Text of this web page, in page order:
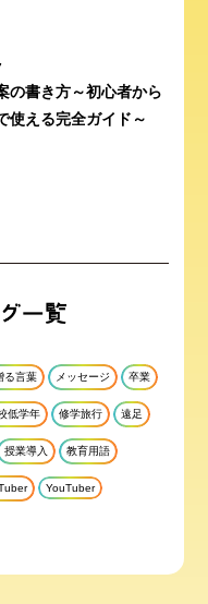
の書き方～初心者から
使える完全ガイド～
る言葉 メッセージ 卒業
低学年 修学旅行 遠足
授業導入 教育用語
YouTuber